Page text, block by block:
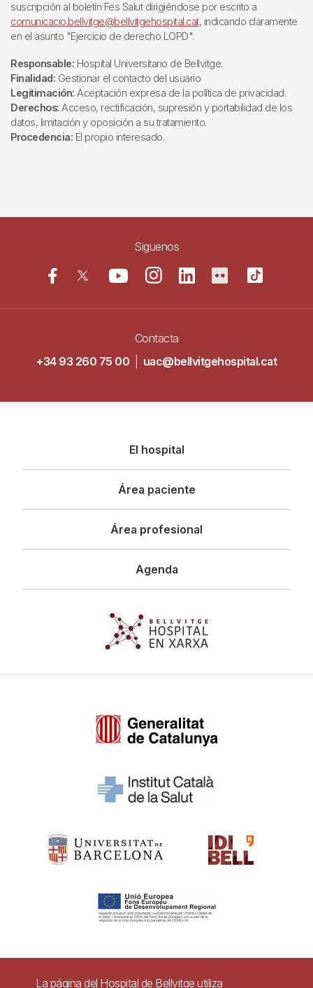
suscripción al boletín Fes Salut dirigiéndose por escrito a
comunicacio.bellvitge@bellvitgehospital.cat, indicando claramente
en el asunto "Ejercicio de derecho LOPD".
Responsable: Hospital Universitario de Bellvitge.
Finalidad: Gestionar el contacto del usuario
Legitimación: Aceptación expresa de la política de privacidad.
Derechos: Acceso, rectificación, supresión y portabilidad de los
datos, limitación y oposición a su tratamiento.
Procedencia: El propio interesado.
Siguenos
Contacta
+34 93 260 75 00
uac@bellvitgehospital.cat
principal
El hospital
Área paciente
Área profesional
Agenda
Pie Contacto
La página del Hospital de Bellvitge utiliza